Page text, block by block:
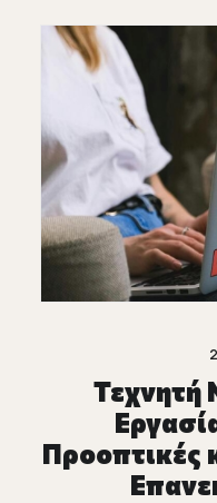
Τεχνητή
Προοπτικές